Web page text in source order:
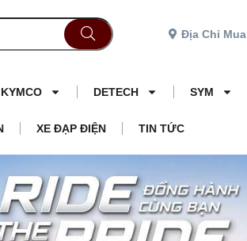
Địa Chỉ
KYMCO DETECH SYM
XE ĐẠP ĐIỆN TIN TỨC